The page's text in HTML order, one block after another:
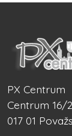
PX Centrum
Centrum 16/
017 01